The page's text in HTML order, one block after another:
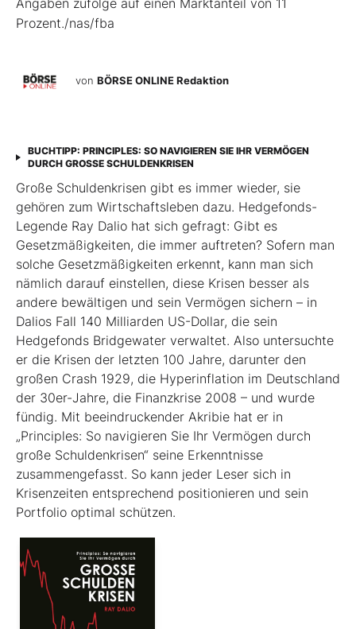
Angaben zufolge auf einen Marktanteil von 11
Prozent./nas/fba
von BÖRSE ONLINE Redaktion
BUCHTIPP: PRINCIPLES: SO NAVIGIEREN SIE IHR VERMÖGEN
DURCH GROSSE SCHULDENKRISEN
Große Schuldenkrisen gibt es immer wieder, sie
gehören zum Wirtschaftsleben dazu. Hedgefonds-
Legende Ray Dalio hat sich gefragt: Gibt es
Gesetzmäßigkeiten, die immer auftreten? Sofern man
solche Gesetzmäßigkeiten erkennt, kann man sich
nämlich darauf einstellen, diese Krisen besser als
andere bewältigen und sein Vermögen sichern – in
Dalios Fall 140 Milliarden US-Dollar, die sein
Hedgefonds Bridgewater verwaltet. Also untersuchte
er die Krisen der letzten 100 Jahre, darunter den
großen Crash 1929, die Hyperinflation im Deutschland
der 30er-Jahre, die Finanzkrise 2008 – und wurde
fündig. Mit beeindruckender Akribie hat er in
„Principles: So navigieren Sie Ihr Vermögen durch
große Schuldenkrisen“ seine Erkenntnisse
zusammengefasst. So kann jeder Leser sich in
Krisenzeiten entsprechend positionieren und sein
Portfolio optimal schützen.